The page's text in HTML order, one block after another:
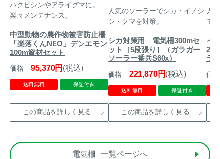
ハクビシンやアライグマに。
楽々メンテナンス。
中型動物の農作物被害防止柵
「楽落くんNEO」デンエモン
100m資材セット
価格 95,370円 (税込)
送料無料 保証付き
この商品を詳しく見る
人気のソーラーでシカ・イノシ
シ・クマを対策。
シカ対策用 電気柵300mセ
ット［5段張り］（ガラガー
ソーラー番兵S60x）
価格 221,870円 (税込)
送料無料 保証付き
この商品を詳しく見る
人
で
イ
ラ
価格
電気柵 一覧ページへ